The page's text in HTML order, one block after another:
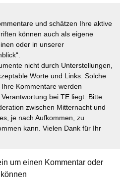
und schätzen Ihre aktive
können auch als eigene
oder in unserer
nicht durch Unterstellungen,
Worte und Links. Solche
Kommentare werden
bei TE liegt. Bitte
zwischen Mitternacht und
je nach Aufkommen, zu
kann. Vielen Dank für Ihr
um einen Kommentar oder